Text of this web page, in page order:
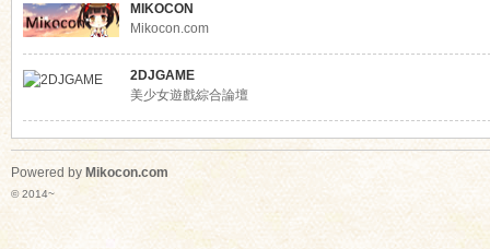
MIKOCON
Mikocon.com
2DJGAME
美少女遊戲綜合論壇
Powered by Mikocon.com
© 2014~